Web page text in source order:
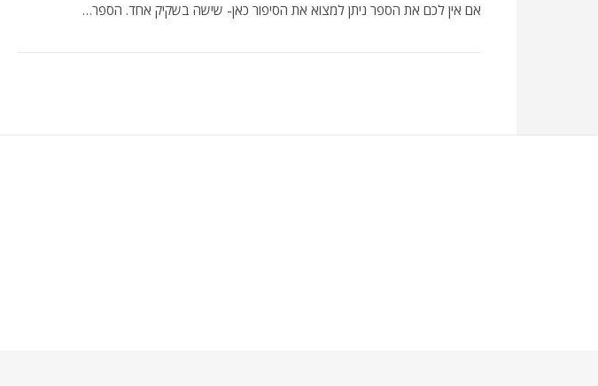
אם אין לכם את הספר ניתן למצוא את הסיפור כאן- שישה בשקיק אחד. הספר…